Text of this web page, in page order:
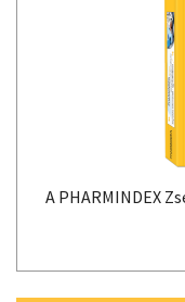
A PHARMINDEX